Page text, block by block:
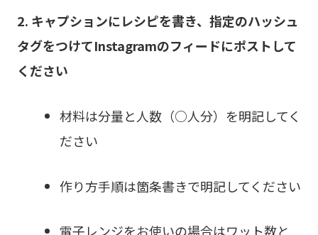
2. キャプションにレシピを書き、指定のハッシュ
タグをつけてInstagramのフィードにポストして
ください
材料は分量と人数（○人分）を明記してく
ださい
作り方手順は箇条書きで明記してください
電子レンジをお使いの場合はワット数と